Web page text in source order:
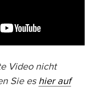
Video nicht
Sie es hier auf